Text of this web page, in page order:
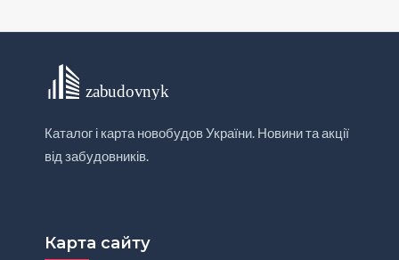
Каталог і карта новобудов України. Новини та акції
від забудовників.
Карта сайту